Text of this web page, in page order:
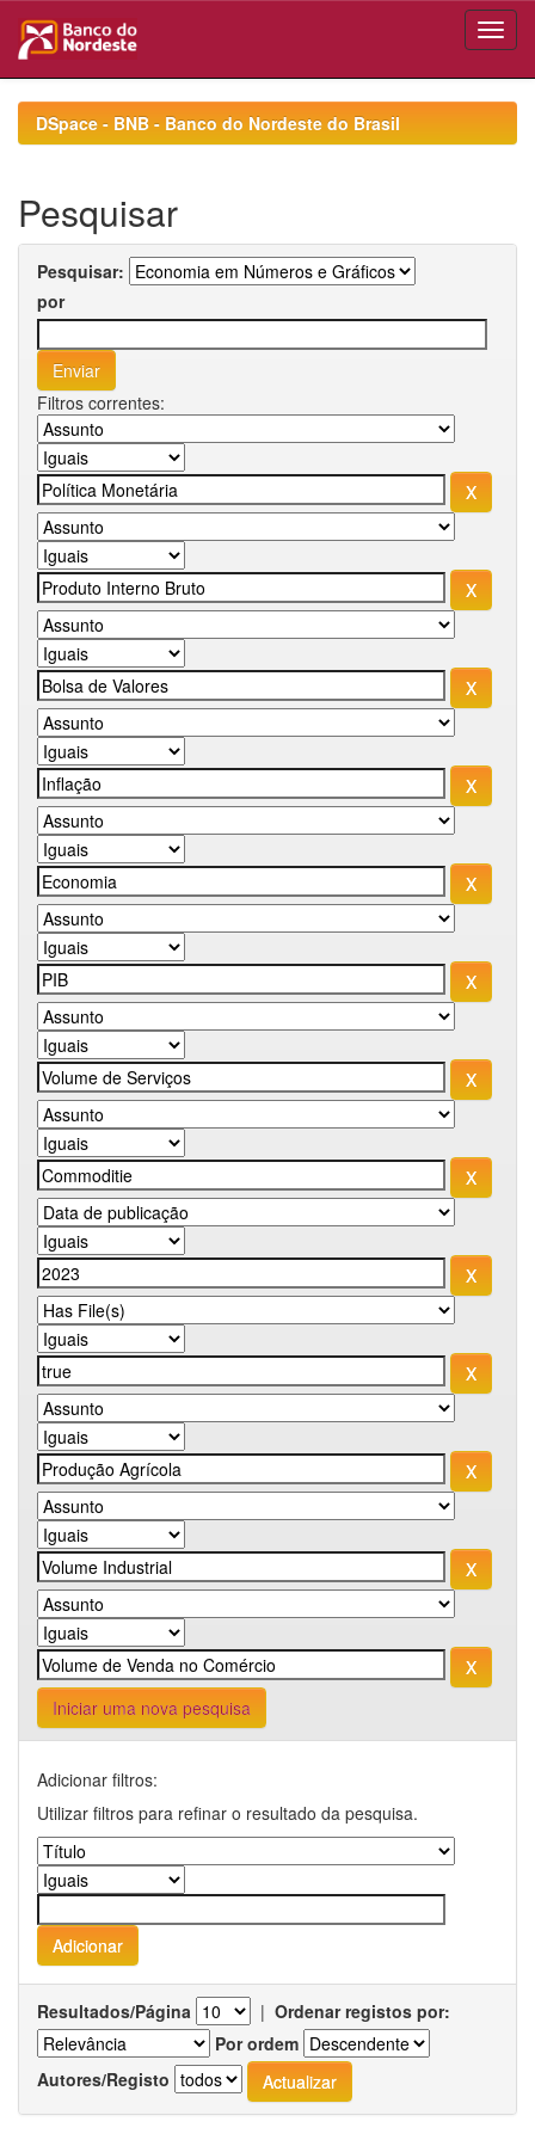
navigationDSpace - BNB - Banco do Nordeste do Brasil
Pesquisar
Pesquisar:
por
Filtros correntes:
Iniciar uma nova pesquisa
Adicionar filtros:
Utilizar filtros para refinar o resultado da pesquisa.
Resultados/Página | Ordenar registos por:
Por ordem
Autores/Registo